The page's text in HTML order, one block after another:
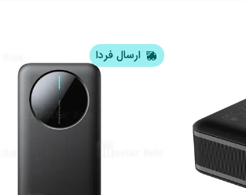
ارسال فردا